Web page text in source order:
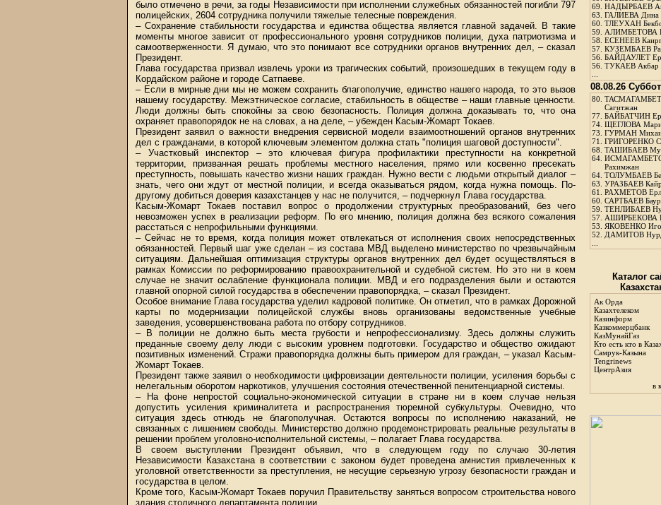
было отмечено в речи, за годы Независимости при исполнении служебных обязанностей погибли 797
полицейских, 2604 сотрудника получили тяжелые телесные повреждения.
– Сохранение стабильности государства и единства общества является главной задачей. В такие
моменты многое зависит от профессионального уровня сотрудников полиции, духа патриотизма и
самоотверженности. Я думаю, что это понимают все сотрудники органов внутренних дел, – сказал
Президент.
Глава государства призвал извлечь уроки из трагических событий, произошедших в текущем году в
Кордайском районе и городе Сатпаеве.
– Если в мирные дни мы не можем сохранить благополучие, единство нашего народа, то это вызов
нашему государству. Межэтническое согласие, стабильность в обществе – наши главные ценности.
Люди должны быть спокойны за свою безопасность. Полиция должна доказывать то, что она
охраняет правопорядок не на словах, а на деле, – убежден Касым-Жомарт Токаев.
Президент заявил о важности внедрения сервисной модели взаимоотношений органов внутренних
дел с гражданами, в которой ключевым элементом должна стать "полиция шаговой доступности".
– Участковый инспектор – это ключевая фигура профилактики преступности на конкретной
территории, призванная решать проблемы местного населения, прямо или косвенно пресекать
преступность, повышать качество жизни наших граждан. Нужно вести с людьми открытый диалог –
знать, чего они ждут от местной полиции, и всегда оказываться рядом, когда нужна помощь. По-
другому добиться доверия казахстанцев у нас не получится, – подчеркнул Глава государства.
Касым-Жомарт Токаев поставил вопрос о продолжении структурных преобразований, без чего
невозможен успех в реализации реформ. По его мнению, полиция должна без всякого сожаления
расстаться с непрофильными функциями.
– Сейчас не то время, когда полиция может отвлекаться от исполнения своих непосредственных
обязанностей. Первый шаг уже сделан – из состава МВД выделено министерство по чрезвычайным
ситуациям. Дальнейшая оптимизация структуры органов внутренних дел будет осуществляться в
рамках Комиссии по реформированию правоохранительной и судебной систем. Но это ни в коем
случае не значит ослабление функционала полиции. МВД и его подразделения были и остаются
главной опорной силой государства в обеспечении правопорядка, – сказал Президент.
Особое внимание Глава государства уделил кадровой политике. Он отметил, что в рамках Дорожной
карты по модернизации полицейской службы вновь организованы ведомственные учебные
заведения, усовершенствована работа по отбору сотрудников.
– В полиции не должно быть места грубости и непрофессионализму. Здесь должны служить
преданные своему делу люди с высоким уровнем подготовки. Государство и общество ожидают
позитивных изменений. Стражи правопорядка должны быть примером для граждан, – указал Касым-
Жомарт Токаев.
Президент также заявил о необходимости цифровизации деятельности полиции, усиления борьбы с
нелегальным оборотом наркотиков, улучшения состояния отечественной пенитенциарной системы.
– На фоне непростой социально-экономической ситуации в стране ни в коем случае нельзя
допустить усиления криминалитета и распространения тюремной субкультуры. Очевидно, что
ситуация здесь отнюдь не благополучная. Остаются вопросы по исполнению наказаний, не
связанных с лишением свободы. Министерство должно продемонстрировать реальные результаты в
решении проблем уголовно-исполнительной системы, – полагает Глава государства.
В своем выступлении Президент объявил, что в следующем году по случаю 30-летия
Независимости Казахстана в соответствии с законом будет проведена амнистия привлеченных к
уголовной ответственности за преступления, не несущие серьезную угрозу безопасности граждан и
государства в целом.
Кроме того, Касым-Жомарт Токаев поручил Правительству заняться вопросом строительства нового
здания столичного департамента полиции.
69. НАДЫРБАЕВ
63. ГАЛИЕВА Дина
60. ТЛЕУХАН
59. АЛИМБЕТОВА
58. ЕСЕНЕЕВ
57. КУЗЕМБАЕВ
56. БАЙДАУЛЕТ
56. ТУКАЕВ Акбар
08.08.26
80.
Сагитжан
77. БАЙБАТЧИН
74. ЩЕГЛОВА
73. ГУРМАН
71. ГРИГОРЕНКО
68. ТАШИБАЕВ
64.
Рахимжан
64. ТОЛУМБАЕВ
63. УРАЗБАЕВ
61. РАХМЕТОВ
60. САРТБАЕВ
59. ТЕНЛИБАЕВ
57. АШИРБЕКОВА
53. ЯКОВЕНКО
52. ДАМИТОВ
Каталог
Ак Орда
Казахтелеком
Казинформ
Казкоммерцбанк
КазМунайГаз
Кто есть кто в
Самрук-Казына
Tengrinews
ЦентрАзия
в